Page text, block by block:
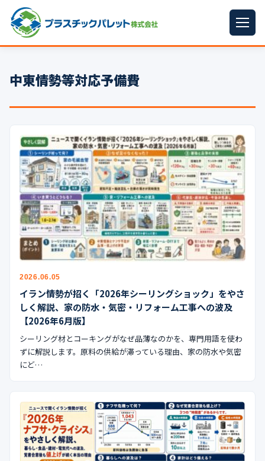
パレットサイズ
プラパレット ▼
コンテナ
中古パレット
再生原料
梱包資材
イラン情勢まとめ
公式ブログ
会社案内
🇺🇸🇰🇷🇹🇼🇻🇳
中東情勢等対応予備費
2026.06.05
イラン情勢が招く「2026年シーリングショック」をやさ
しく解説、家の防水・気密・リフォーム工事への波及
【2026年6月版】
シーリング材とコーキングがなぜ品薄なのかを、専門用語を使わ
ずに解説します。原料の供給が滞っている理由、家の防水や気密
にど…